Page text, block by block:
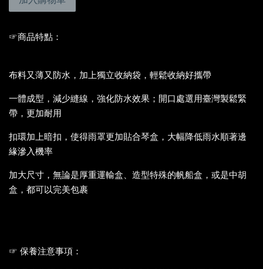
☞商品特點 ：
布料又薄又防水 ，加上獨立收納袋，輕鬆收納好攜帶
一體成型， 減少縫線 ，強化防水效果；開口處選用臺灣製鬆緊
帶，更加耐用
扣環加上暗扣，使得雨罩更加貼合琴盒，大幅降低雨水順著邊
緣滲入機率
加大尺寸，無論是厚重運輸盒、造型特殊的帆船盒，或是中胡
盒，都可以完美包裹
☞ 保養注意事項：